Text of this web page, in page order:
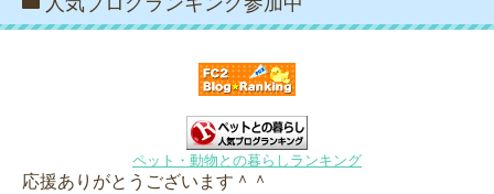
ペット・動物との暮らしランキング
応援ありがとうございます＾＾